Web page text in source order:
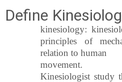
Define
kinesiology:
principles of
relation to human
movement.
Kinesiologist study